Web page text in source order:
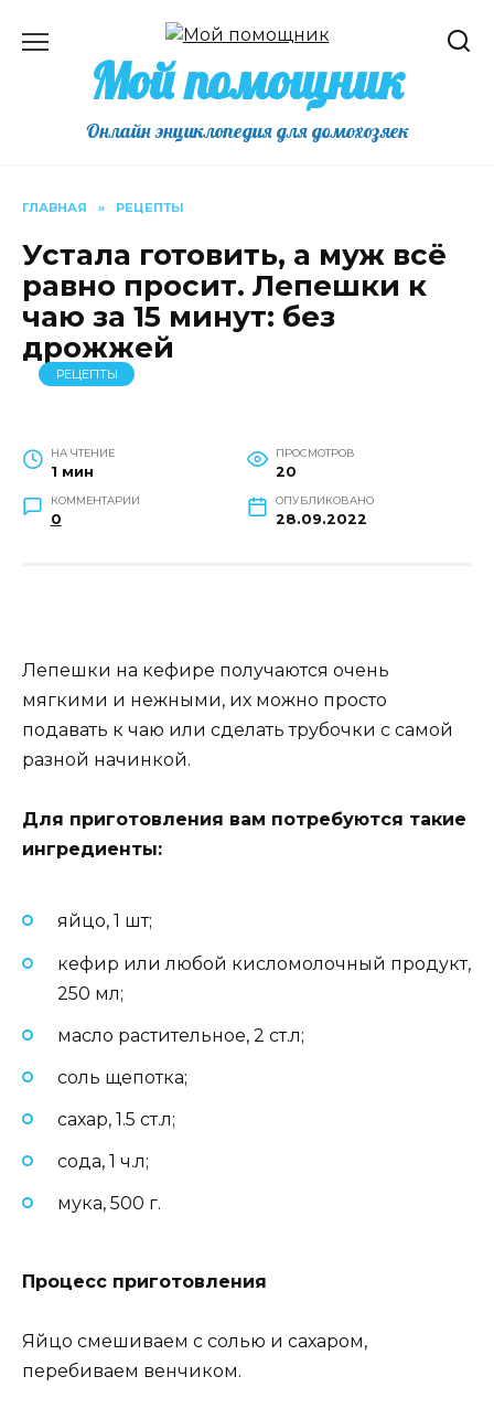
содержаниюМой помощник
Онлайн энциклопедия для домохозяек
ГЛАВНАЯ » РЕЦЕПТЫ
Устала готовить, а муж всё
равно просит. Лепешки к
чаю за 15 минут: без
дрожжей
РЕЦЕПТЫ
НА ЧТЕНИЕ
1 мин
ПРОСМОТРОВ
20
КОММЕНТАРИИ
0
ОПУБЛИКОВАНО
28.09.2022
Лепешки на кефире получаются очень
мягкими и нежными, их можно просто
подавать к чаю или сделать трубочки с самой
разной начинкой.
Для приготовления вам потребуются такие
ингредиенты:
яйцо, 1 шт;
кефир или любой кисломолочный продукт,
250 мл;
масло растительное, 2 ст.л;
соль щепотка;
сахар, 1.5 ст.л;
сода, 1 ч.л;
мука, 500 г.
Процесс приготовления
Яйцо смешиваем с солью и сахаром,
перебиваем венчиком.